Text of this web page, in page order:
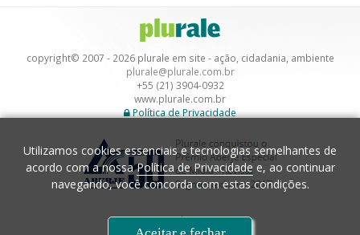
copyright© 2007 - 2026 plurale em site - ação, cidadania, ambiente
plurale@plurale.com.br
+55 (21) 3904-0932
www.plurale.com.br
Política de Privacidade
Desenvolvimento
Utilizamos cookies essenciais e tecnologias semelhantes de
acordo com a nossaPolítica de Privacidadee, ao continuar
navegando, você concorda com estas condições.